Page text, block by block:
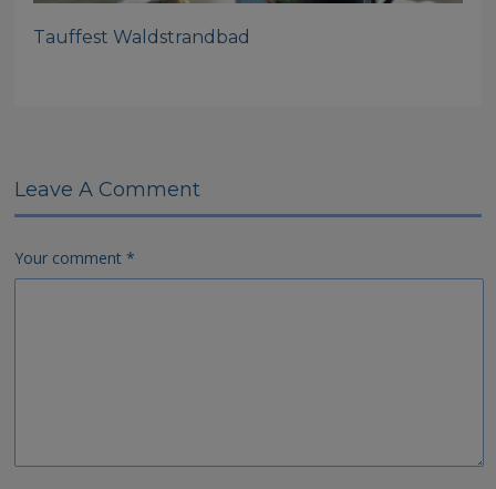
Tauffest Waldstrandbad
Leave A Comment
Your comment*